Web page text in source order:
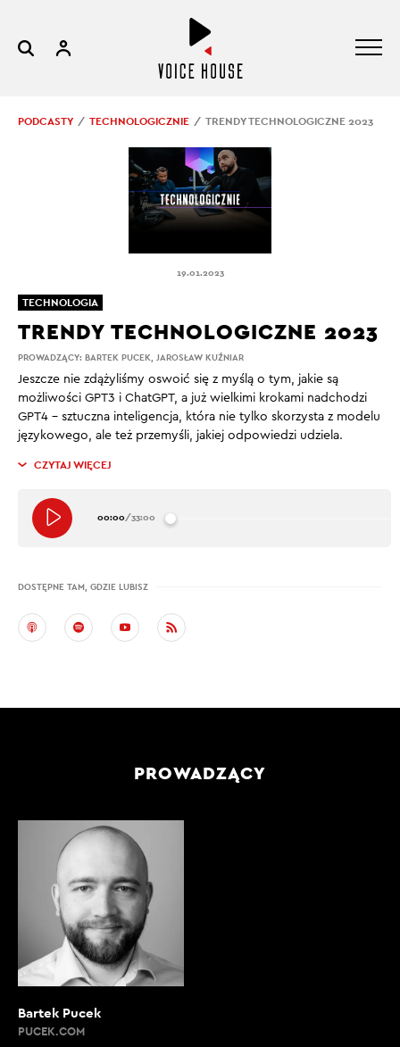
PODCASTY TECHNOLOGICZNIE TRENDY TECHNOLOGICZNE 2023
19.01.2023
PROWADZĄCY: BARTEK PUCEK, JAROSŁAW KUŹNIAR
TRENDY TECHNOLOGICZNE 2023
Jeszcze nie zdążyliśmy oswoić się z myślą o tym, jakie są
możliwości GPT3 i ChatGPT, a już wielkimi krokami nadchodzi
GPT4 – sztuczna inteligencja, która nie tylko skorzysta z modelu
językowego, ale też przemyśli, jakiej odpowiedzi udziela.
CZYTAJ WIĘCEJ
00:00/33:00
DOSTĘPNE TAM, GDZIE LUBISZ
TECHNOLOGIA
PROWADZĄCY
Bartek Pucek
PUCEK.COM